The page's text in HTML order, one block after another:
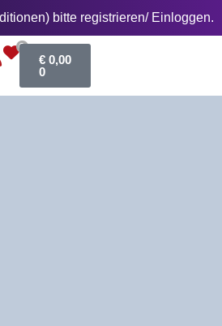
bitte registrieren/ Einloggen.
0
€0,00
0